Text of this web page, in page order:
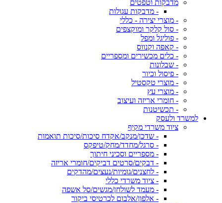
מדבקות וטפטים
- מדבקות עגולות
- מוצרי יצירה - כללי
- סול קלקר ומוקצפים
- פוליגל ומפל
- קאפה וקנווס
- כלים מכשירים ומספריים
- שבלונות
- פיסול וכיור
- מוצרי טקסטיל
- מוצרי עץ
- חומרי אריזה ועיצוב
- תכשיטנות
למשרד ולעסק
ציוד משרדי מקיף
- שדכן/מנקב/אקדח סיכות/סיכות תואמות
- סרגל/מחדד/מחק/טיפקס
- מספריים וסכיני חיתוך
- דבקים/סרטים דביקים/חומרי אריזה
- לחצנים/גומיות/נעצים/מהדקים
- ציוד משרדי כללי
- מעמד לשולחן/מגשים/סל אשפה
- אלפון/אלבום לכרטיסי ביקור